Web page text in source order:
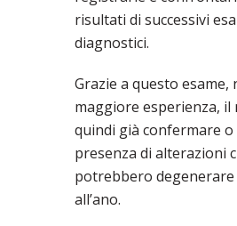
risultati di successivi
diagnostici.
Grazie a questo esame,
maggiore esperienza, il
quindi già confermare o
presenza di alterazioni
potrebbero
all’ano.